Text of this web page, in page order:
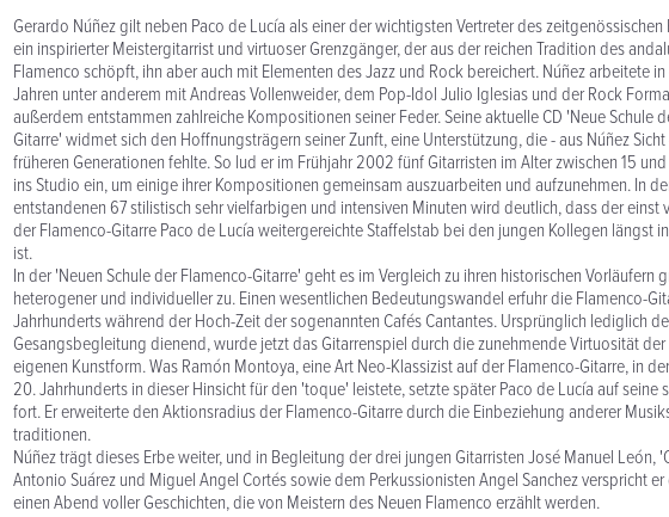
Gerardo Núñez gilt neben Paco de Lucía als einer der wichtigsten Vertreter des zeitgenössischen
ein inspirierter Meistergitarrist und virtuoser Grenzgänger, der aus der reichen Tradition des
Flamenco schöpft, ihn aber auch mit Elementen des Jazz und Rock bereichert. Núñez arbeitete
Jahren unter anderem mit Andreas Vollenweider, dem Pop-Idol Julio Iglesias und der Rock
außerdem entstammen zahlreiche Kompositionen seiner Feder. Seine aktuelle CD 'Neue Schule
Gitarre' widmet sich den Hoffnungsträgern seiner Zunft, eine Unterstützung, die - aus Núñez
früheren Generationen fehlte. So lud er im Frühjahr 2002 fünf Gitarristen im Alter zwischen 15 und
ins Studio ein, um einige ihrer Kompositionen gemeinsam auszuarbeiten und aufzunehmen. In
entstandenen 67 stilistisch sehr vielfarbigen und intensiven Minuten wird deutlich, dass der einst
der Flamenco-Gitarre Paco de Lucía weitergereichte Staffelstab bei den jungen Kollegen längst
ist.
In der 'Neuen Schule der Flamenco-Gitarre' geht es im Vergleich zu ihren historischen Vorläufern
heterogener und individueller zu. Einen wesentlichen Bedeutungswandel erfuhr die Flamenco-
Jahrhunderts während der Hoch-Zeit der sogenannten Cafés Cantantes. Ursprünglich lediglich
Gesangsbegleitung dienend, wurde jetzt das Gitarrenspiel durch die zunehmende Virtuosität der
eigenen Kunstform. Was Ramón Montoya, eine Art Neo-Klassizist auf der Flamenco-Gitarre, in
20. Jahrhunderts in dieser Hinsicht für den 'toque' leistete, setzte später Paco de Lucía auf seine
fort. Er erweiterte den Aktionsradius der Flamenco-Gitarre durch die Einbeziehung anderer
traditionen.
Núñez trägt dieses Erbe weiter, und in Begleitung der drei jungen Gitarristen José Manuel León,
Antonio Suárez und Miguel Angel Cortés sowie dem Perkussionisten Angel Sanchez verspricht
einen Abend voller Geschichten, die von Meistern des Neuen Flamenco erzählt werden.